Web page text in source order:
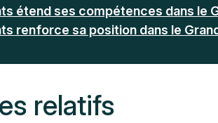
étend ses compétences dans le
renforce sa position dans le
relatifs